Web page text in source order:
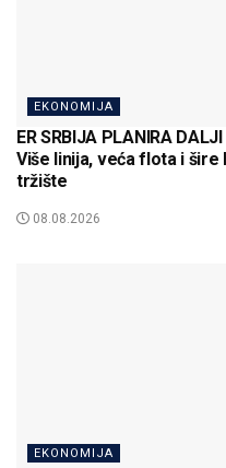
EKONOMIJA
ER SRBIJA PLANIRA
Više linija, veća flota i šire
tržište
08.08.2026
EKONOMIJA